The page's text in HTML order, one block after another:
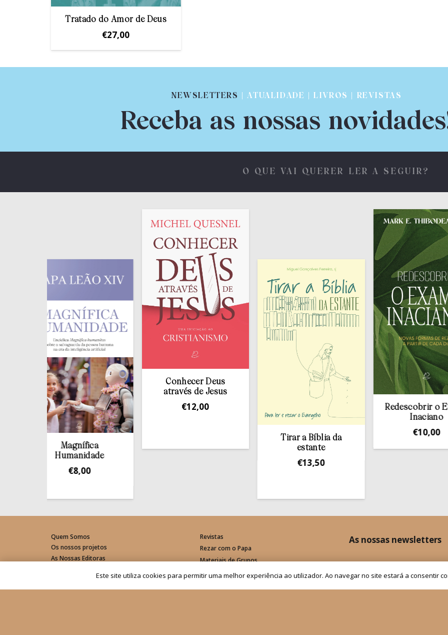
Tratado do Amor de Deus
€27,00
NEWSLETTERS | ATUALIDADE | LIVROS | REVISTAS
Receba as nossas
O QUE VAI QUERER LER A SEGUIR?
Magnífica
Humanidade
Conhecer Deus
através de Jesus
12,00
Tirar a Bíblia da
estante
13,50
Redescobrir o Exame
Inaciano
10,00
Quem Somos
Os nossos projetos
As Nossas Editoras
Revistas
Rezar com o Papa
Materiais de Grupos
As nossas newsletters
Este site utiliza cookies para permitir uma melhor experiência ao utilizador. Ao navegar no site estará a consentir